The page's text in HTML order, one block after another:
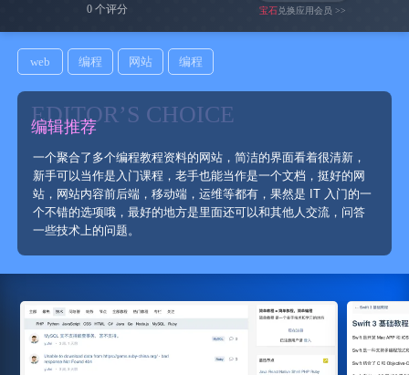
0 个评分 宝石兑换应用会员 >>
web 编程 网站 编程
EDITOR’S CHOICE
编辑推荐
一个聚合了多个编程教程资料的网站，简洁的界面看着很清新，
新手可以当作是入门课程，老手也能当作是一个文档，挺好的网
站，网站内容前后端，移动端，运维等都有，果然是 IT 入门的一
个不错的选项哦，最好的地方是里面还可以和其他人交流，问答
一些技术上的问题。